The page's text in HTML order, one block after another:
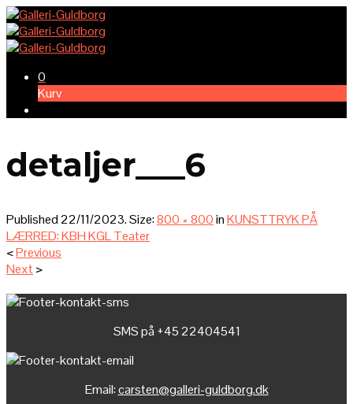
0
Kurv
detaljer___6
Published22/11/2023. Size:800 × 800inKUNSTTRYK PÅ
LÆRRED: KBH KGL Teater
<Previous
Next>
SMS på +45 22404541
Email:carsten@galleri-guldborg.dk